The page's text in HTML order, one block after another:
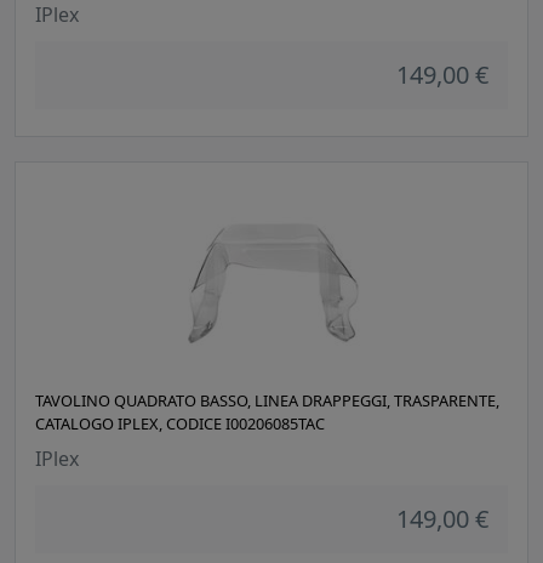
IPlex
149,00 €
TAVOLINO QUADRATO BASSO, LINEA DRAPPEGGI, TRASPARENTE,
CATALOGO IPLEX, CODICE I00206085TAC
IPlex
149,00 €